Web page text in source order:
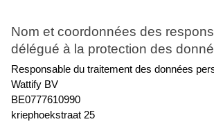
Nom et coordonnées des
délégué à la protection des
Responsable du traitement des données
Wattify BV
BE0777610990
kriephoekstraat 25